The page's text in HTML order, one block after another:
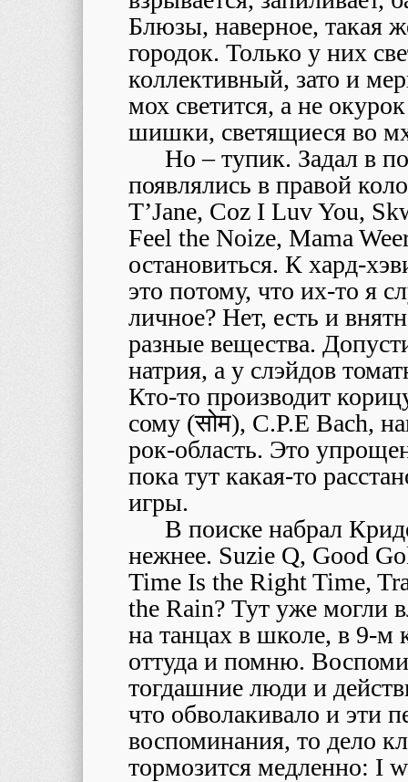
Блюзы, наверное, такая
городок. Только у них
коллективный, зато и
мох светится, а не
шишки, светящиеся во
Но – тупик. Задал в
появлялись в правой
T’Jane, Coz I Luv You,
Feel the Noize, Mama
остановиться. К хард-
это потому, что их-то я
личное? Нет, есть и
разные вещества.
натрия, а у слэйдов
Кто-то производит
сому (सोम), C.P.E Bach,
рок-область. Это
пока тут какая-то
игры.
В поиске набрал
нежнее. Suzie Q, Good
Time Is the Right Time,
the Rain? Тут уже могли
на танцах в школе, в 9-м
оттуда и помню.
тогдашние люди и
что обволакивало и эти
воспоминания, то дело
тормозится медленно: I